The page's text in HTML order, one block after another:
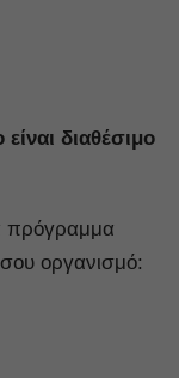
διαθέσιμο
πρόγραμμα
οργανισμό: